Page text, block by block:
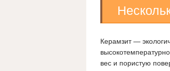
Керамзит —
вес и пористую